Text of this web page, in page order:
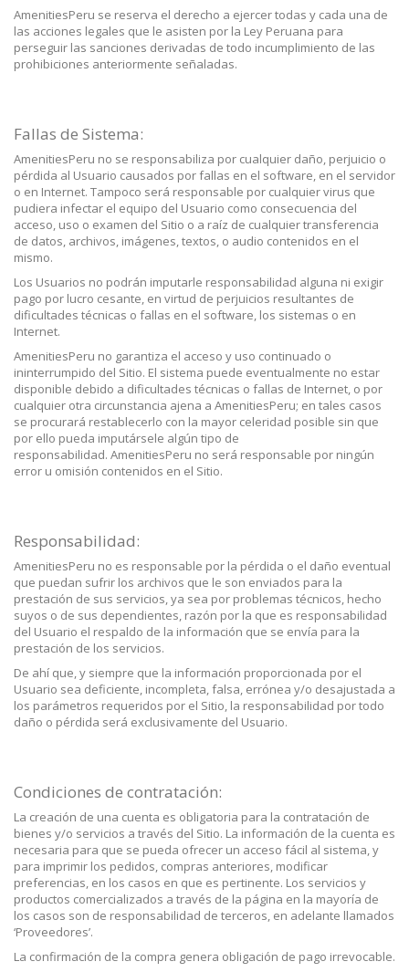
AmenitiesPeru se reserva el derecho a ejercer todas y cada una de
las acciones legales que le asisten por la Ley Peruana para
perseguir las sanciones derivadas de todo incumplimiento de las
prohibiciones anteriormente señaladas.
Fallas de Sistema:
AmenitiesPeru no se responsabiliza por cualquier daño, perjuicio o
pérdida al Usuario causados por fallas en el software, en el servidor
o en Internet. Tampoco será responsable por cualquier virus que
pudiera infectar el equipo del Usuario como consecuencia del
acceso, uso o examen del Sitio o a raíz de cualquier transferencia
de datos, archivos, imágenes, textos, o audio contenidos en el
mismo.
Los Usuarios no podrán imputarle responsabilidad alguna ni exigir
pago por lucro cesante, en virtud de perjuicios resultantes de
dificultades técnicas o fallas en el software, los sistemas o en
Internet.
AmenitiesPeru no garantiza el acceso y uso continuado o
ininterrumpido del Sitio. El sistema puede eventualmente no estar
disponible debido a dificultades técnicas o fallas de Internet, o por
cualquier otra circunstancia ajena a AmenitiesPeru; en tales casos
se procurará restablecerlo con la mayor celeridad posible sin que
por ello pueda imputársele algún tipo de
responsabilidad. AmenitiesPeru no será responsable por ningún
error u omisión contenidos en el Sitio.
Responsabilidad:
AmenitiesPeru no es responsable por la pérdida o el daño eventual
que puedan sufrir los archivos que le son enviados para la
prestación de sus servicios, ya sea por problemas técnicos, hecho
suyos o de sus dependientes, razón por la que es responsabilidad
del Usuario el respaldo de la información que se envía para la
prestación de los servicios.
De ahí que, y siempre que la información proporcionada por el
Usuario sea deficiente, incompleta, falsa, errónea y/o desajustada a
los parámetros requeridos por el Sitio, la responsabilidad por todo
daño o pérdida será exclusivamente del Usuario.
Condiciones de contratación:
La creación de una cuenta es obligatoria para la contratación de
bienes y/o servicios a través del Sitio. La información de la cuenta es
necesaria para que se pueda ofrecer un acceso fácil al sistema, y
para imprimir los pedidos, compras anteriores, modificar
preferencias, en los casos en que es pertinente. Los servicios y
productos comercializados a través de la página en la mayoría de
los casos son de responsabilidad de terceros, en adelante llamados
‘Proveedores’.
La confirmación de la compra genera obligación de pago irrevocable.